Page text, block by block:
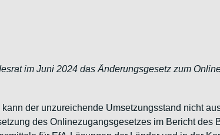
im Juni 2024 das Änderungsgesetz zum
der unzureichende Umsetzungsstand nicht
des Onlinezugangsgesetzes im Bericht des